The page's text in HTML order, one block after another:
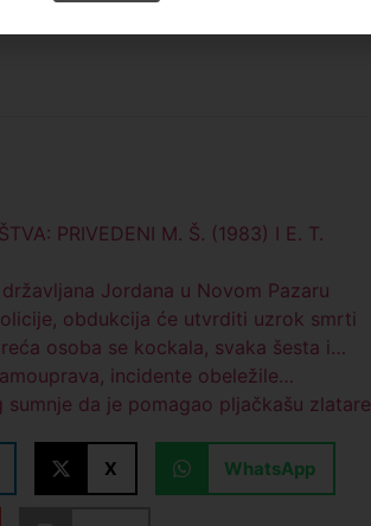
do 48 časova nakon čega će, uz
PRIVEDENI M. Š. (1983) I E. T.
Jordana u Novom Pazaru
obdukcija će utvrditi uzrok smrti
osoba se kockala, svaka šesta i…
incidente obeležile…
da je pomagao pljačkašu zlatare
X WhatsApp